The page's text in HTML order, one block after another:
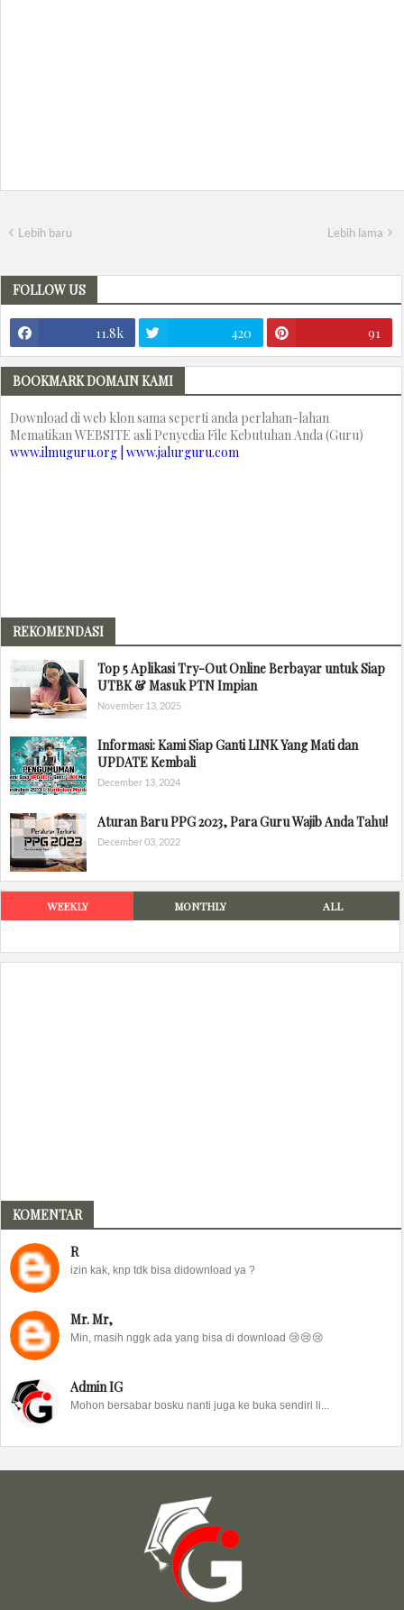
Lebih baru Lebih lama
FOLLOW US
11.8k 420 91
BOOKMARK DOMAIN KAMI
Download di web klon sama seperti anda perlahan-lahan
Mematikan WEBSITE asli Penyedia File Kebutuhan Anda (Guru)
www.ilmuguru.org | www.jalurguru.com
REKOMENDASI
Top 5 Aplikasi Try-Out Online Berbayar untuk Siap
UTBK & Masuk PTN Impian
November 13, 2025
Informasi: Kami Siap Ganti LINK Yang Mati dan
UPDATE Kembali
December 13, 2024
Aturan Baru PPG 2023, Para Guru Wajib Anda Tahu!
December 03, 2022
WEEKLY MONTHLY ALL
KOMENTAR
R
izin kak, knp tdk bisa didownload ya ?
Mr. Mr,
Min, masih nggk ada yang bisa di download 😢😢😢
Admin IG
Mohon bersabar bosku nanti juga ke buka sendiri li...